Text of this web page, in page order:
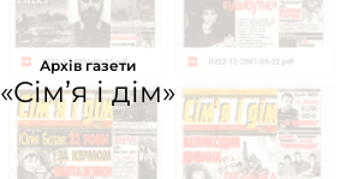
Архів газети
«Сім’я і дім»